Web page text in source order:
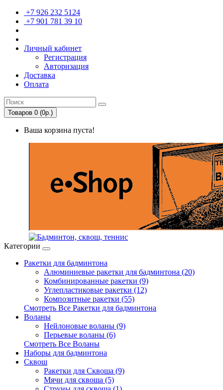
+7 926 232 5124
+7 901 781 39 10
Личный кабинет
Регистрация
Авторизация
Доставка
Оплата
Товаров 0 (0р.)
Ваша корзина пуста!
Категории
Ракетки для бадминтона
Алюминиевые ракетки для бадминтона (20)
Комбинированные ракетки (9)
Углепластиковые ракетки (12)
Композитные ракетки (55)
Смотреть Все Ракетки для бадминтона
Воланы
Нейлоновые воланы (9)
Перьевые воланы (6)
Смотреть Все Воланы
Наборы для бадминтона
Сквош
Ракетки для Сквоша (9)
Мячи для сквоша (5)